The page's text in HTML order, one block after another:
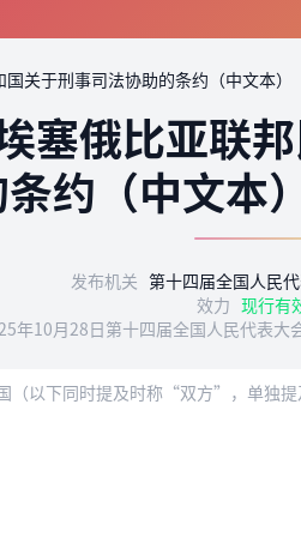
关于刑事司法协助的条约（中文本）
塞俄比亚联
约（中文本）
发布机关 第十四届全国人民
效力 现行有
年10月28日第十四届全国人民代表大
（以下同时提及时称“双方”，单独